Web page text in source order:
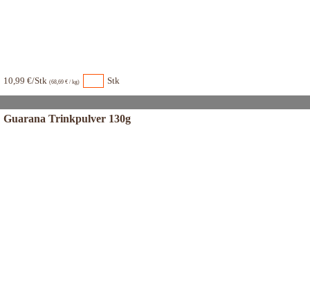
10,99 €/Stk (68,69 € / kg) Stk
Guarana Trinkpulver 130g